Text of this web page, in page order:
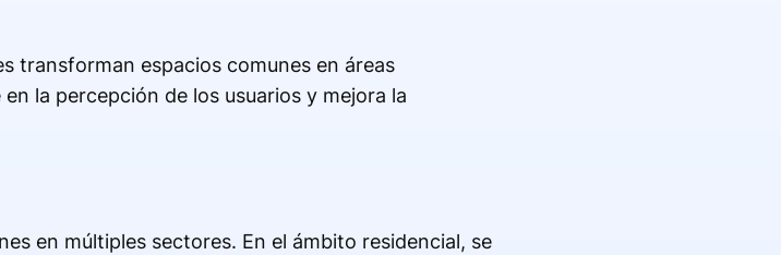
transforman espacios comunes en áreas
la percepción de los usuarios y mejora la
en múltiples sectores. En el ámbito residencial, se